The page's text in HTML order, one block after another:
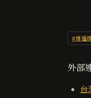
#傳播
外部
台